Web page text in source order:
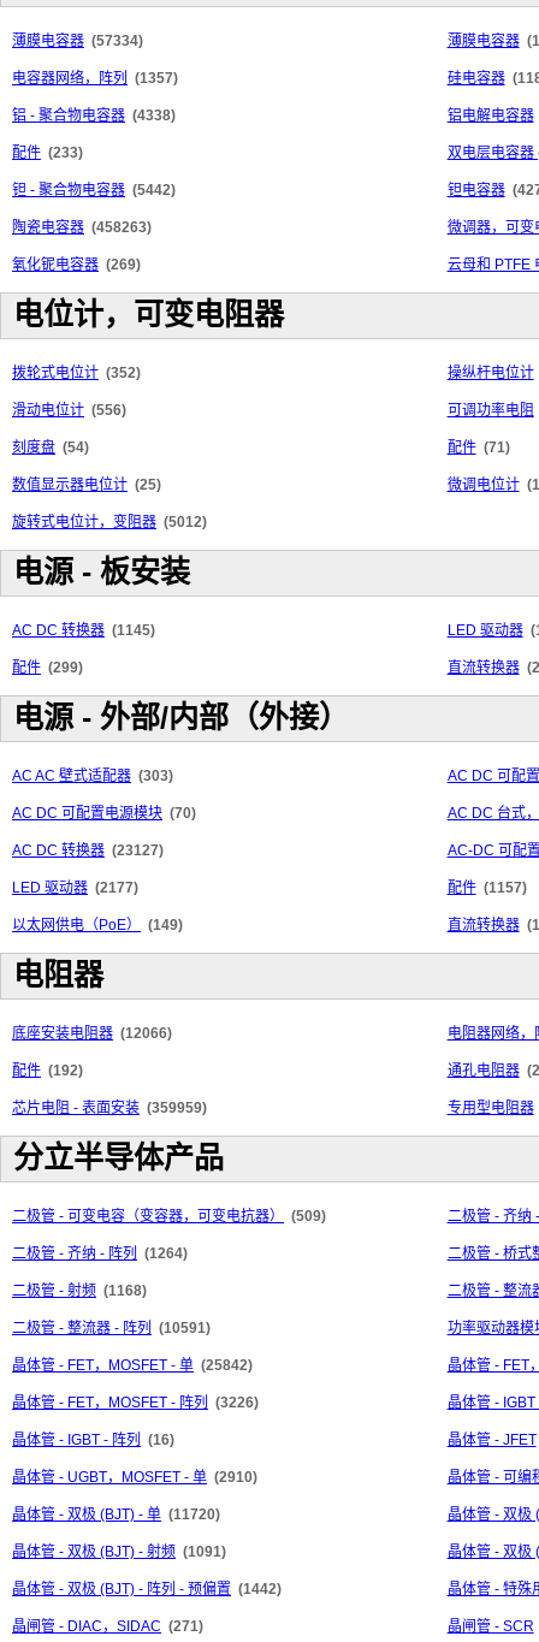
薄膜电容器 (57334) 薄膜电容器
电容器网络，阵列 (1357) 硅电容器
铝 - 聚合物电容器 (4338) 铝电解电容器
配件 (233) 双电层电容器
钽 - 聚合物电容器 (5442) 钽电容器
陶瓷电容器 (458263) 微调器，可变
氧化铌电容器 (269) 云母和 PTFE
电位计，可变电阻器
拨轮式电位计 (352) 操纵杆电位计
滑动电位计 (556) 可调功率电阻
刻度盘 (54) 配件 (71)
数值显示器电位计 (25) 微调电位计
旋转式电位计，变阻器 (5012)
电源 - 板安装
AC DC 转换器 (1145) LED 驱动器
配件 (299) 直流转换器
电源 - 外部/内部（外接）
AC AC 壁式适配器 (303) AC DC 可配
AC DC 可配置电源模块 (70) AC DC 台式
AC DC 转换器 (23127) AC-DC 可配
LED 驱动器 (2177) 配件 (1157)
以太网供电（PoE） (149) 直流转换器
电阻器
底座安装电阻器 (12066) 电阻器网络，
配件 (192) 通孔电阻器
芯片电阻 - 表面安装 (359959) 专用型电阻器
分立半导体产品
二极管 - 可变电容（变容器，可变电抗器） (509) 二极管 - 齐纳
二极管 - 齐纳 - 阵列 (1264) 二极管 - 桥式
二极管 - 射频 (1168) 二极管 - 整流
二极管 - 整流器 - 阵列 (10591) 功率驱动器模
晶体管 - FET，MOSFET - 单 (25842) 晶体管 - FET
晶体管 - FET，MOSFET - 阵列 (3226) 晶体管 - IGBT
晶体管 - IGBT - 阵列 (16) 晶体管 - JFET
晶体管 - UGBT，MOSFET - 单 (2910) 晶体管 - 可编
晶体管 - 双极 (BJT) - 单 (11720) 晶体管 - 双极
晶体管 - 双极 (BJT) - 射频 (1091) 晶体管 - 双极
晶体管 - 双极 (BJT) - 阵列 - 预偏置 (1442) 晶体管 - 特殊
晶闸管 - DIAC，SIDAC (271) 晶闸管 - SCR